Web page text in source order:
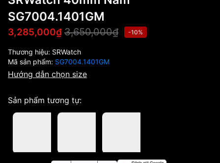
SG7004.1401GM
3,285,000₫ 3,650,000₫ -10%
Thương hiệu: SRWatch
Mã sản phẩm: SG7004.1401GM
Hướng dẫn chọn size
Sản phẩm tương tự: